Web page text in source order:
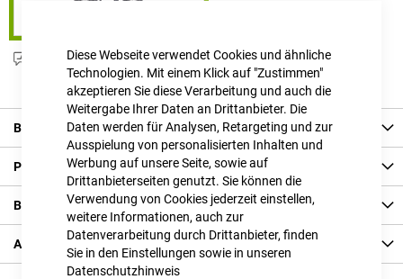
Diese Webseite verwendet Cookies und ähnliche
Technologien. Mit einem Klick auf "Zustimmen"
akzeptieren Sie diese Verarbeitung und auch die
Weitergabe Ihrer Daten an Drittanbieter. Die
Daten werden für Analysen, Retargeting und zur
Ausspielung von personalisierten Inhalten und
Werbung auf unsere Seite, sowie auf
Drittanbieterseiten genutzt. Sie können die
Verwendung von Cookies jederzeit einstellen,
weitere Informationen, auch zur
Datenverarbeitung durch Drittanbieter, finden
Sie in den Einstellungen sowie in unseren
Datenschutzhinweis
Produktanfrage stellen
Beschreibung
Produkt Details
Bewertungen
Angaben zur Produktsicherheit